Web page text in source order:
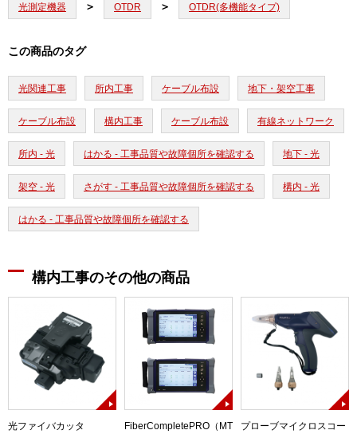
光測定機器 OTDR OTDR(多機能タイプ)
この商品のタグ
光関連工事 所内工事 ケーブル布設 地下・架空工事
ケーブル布設 構内工事 ケーブル布設 有線ネットワーク
所内 - 光 はかる - 工事品質や故障個所を確認する 地下 - 光
架空 - 光 さがす - 工事品質や故障個所を確認する 構内 - 光
はかる - 工事品質や故障個所を確認する
構内工事のその他の商品
光ファイバカッタ
FiberCompletePRO（MT
プローブマイクロスコー